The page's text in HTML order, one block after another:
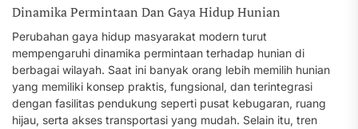
Dinamika Permintaan Dan Gaya Hidup Hunian
Perubahan gaya hidup masyarakat modern turut
mempengaruhi dinamika permintaan terhadap hunian di
berbagai wilayah. Saat ini banyak orang lebih memilih hunian
yang memiliki konsep praktis, fungsional, dan terintegrasi
dengan fasilitas pendukung seperti pusat kebugaran, ruang
hijau, serta akses transportasi yang mudah. Selain itu, tren